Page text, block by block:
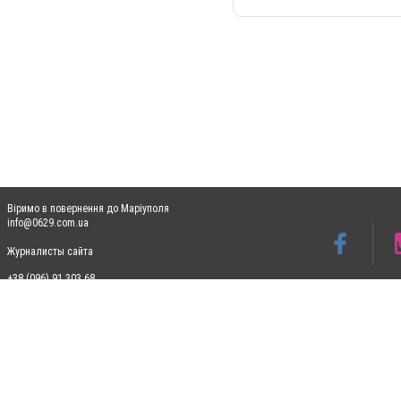
Віримо в повернення до Маріуполя
info@0629.com.ua
Журналисты сайта
+38 (096) 91 303 68